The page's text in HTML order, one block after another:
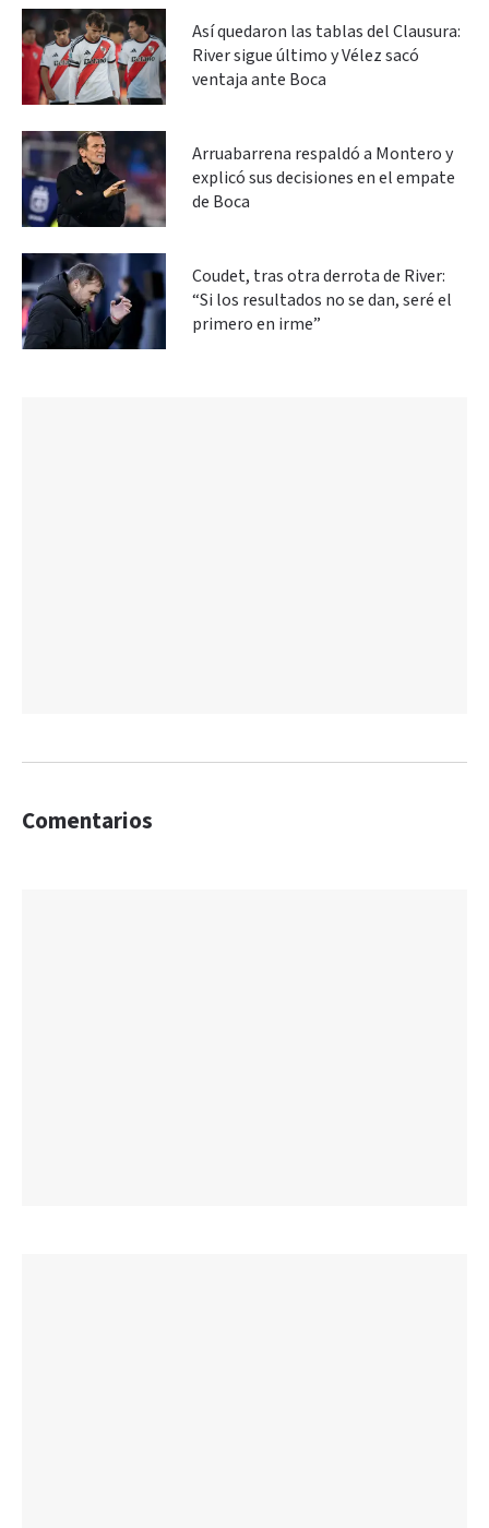
Así quedaron las tablas del Clausura:
River sigue último y Vélez sacó
ventaja ante Boca
Arruabarrena respaldó a Montero y
explicó sus decisiones en el empate
de Boca
Coudet, tras otra derrota de River:
“Si los resultados no se dan, seré el
primero en irme”
Comentarios